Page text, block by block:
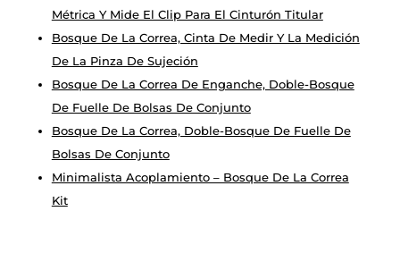
Métrica Y Mide El Clip Para El Cinturón Titular
Bosque De La Correa, Cinta De Medir Y La Medición
De La Pinza De Sujeción
Bosque De La Correa De Enganche, Doble-Bosque
De Fuelle De Bolsas De Conjunto
Bosque De La Correa, Doble-Bosque De Fuelle De
Bolsas De Conjunto
Minimalista Acoplamiento – Bosque De La Correa
Kit